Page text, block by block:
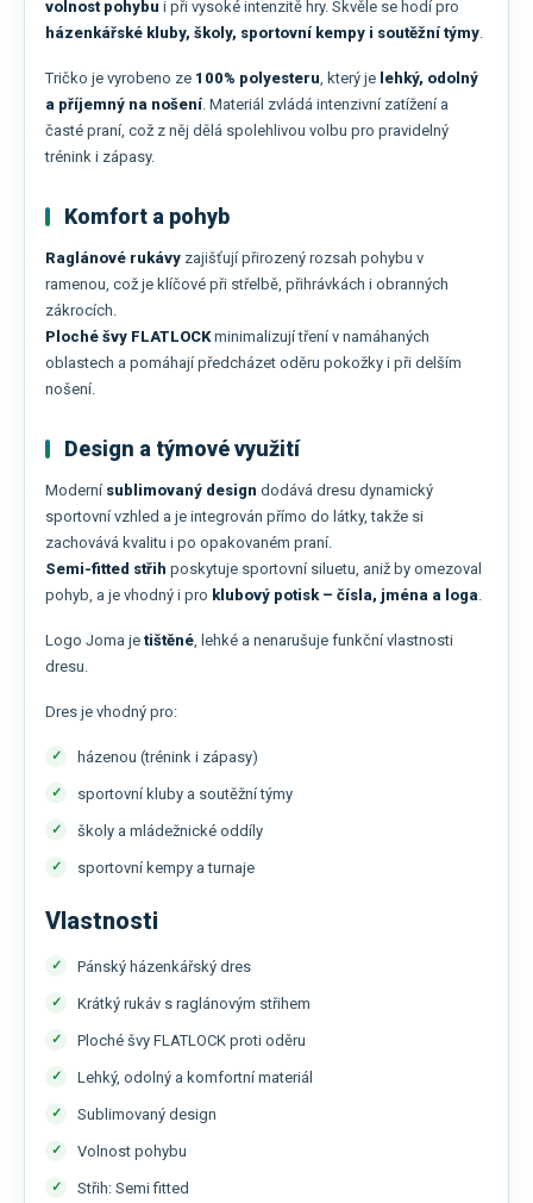
volnost pohybu i při vysoké intenzitě hry. Skvěle se hodí pro
házenkářské kluby, školy, sportovní kempy i soutěžní týmy.
Tričko je vyrobeno ze 100% polyesteru, který je lehký, odolný
a příjemný na nošení. Materiál zvládá intenzivní zatížení a
časté praní, což z něj dělá spolehlivou volbu pro pravidelný
trénink i zápasy.
Komfort a pohyb
Raglánové rukávy zajišťují přirozený rozsah pohybu v
ramenou, což je klíčové při střelbě, přihrávkách i obranných
zákrocích.
Ploché švy FLATLOCKminimalizují tření v namáhaných
oblastech a pomáhají předcházet oděru pokožky i při delším
nošení.
Design a týmové využití
Moderní sublimovaný design dodává dresu dynamický
sportovní vzhled a je integrován přímo do látky, takže si
zachovává kvalitu i po opakovaném praní.
Semi-fitted střih poskytuje sportovní siluetu, aniž by omezoval
pohyb, a je vhodný i pro klubový potisk – čísla, jména a loga.
Logo Joma je tištěné, lehké a nenarušuje funkční vlastnosti
dresu.
Dres je vhodný pro:
házenou (trénink i zápasy)
sportovní kluby a soutěžní týmy
školy a mládežnické oddíly
sportovní kempy a turnaje
Vlastnosti
Pánský házenkářský dres
Krátký rukáv s raglánovým střihem
Ploché švy FLATLOCK proti oděru
Lehký, odolný a komfortní materiál
Sublimovaný design
Volnost pohybu
Střih: Semi fitted